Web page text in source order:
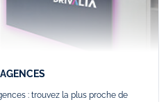
: trouvez la plus proche de